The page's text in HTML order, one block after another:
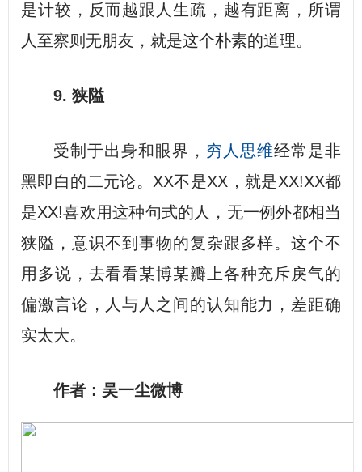
是计较，反而越跟人生疏，越有距离，所谓
人至察则无朋友，就是这个朴素的道理。
9. 狭隘
受制于出身和眼界， 穷人思维经常是非
黑即白的二元论。XX不是XX，就是XX!XX都
是XX!喜欢用这种句式的人，无一例外都相当
狭隘，意识不到事物的复杂跟多样。这个不
用多说，去看看某博某瓣上各种充斥戾气的
偏激言论，人与人之间的认知能力，差距确
实太大。
作者：吴一尘微博